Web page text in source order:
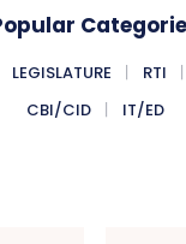
LEGISLATURE RTI
CBI/CID
IT/ED